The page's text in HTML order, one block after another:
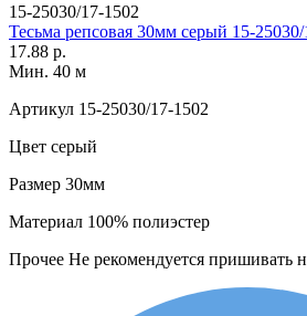
15-25030/17-1502
Тесьма репсовая 30мм серый 15-25030/
17.88 р.
Мин. 40 м
Артикул 15-25030/17-1502
Цвет серый
Размер 30мм
Материал 100% полиэстер
Прочее Не рекомендуется пришивать